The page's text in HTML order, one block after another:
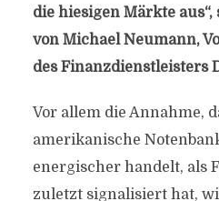
die hiesigen Märkte
von Michael Neumann,
des Finanzdienstleisters
Vor allem die Annahme,
amerikanische
energischer handelt, als
zuletzt signalisiert hat,